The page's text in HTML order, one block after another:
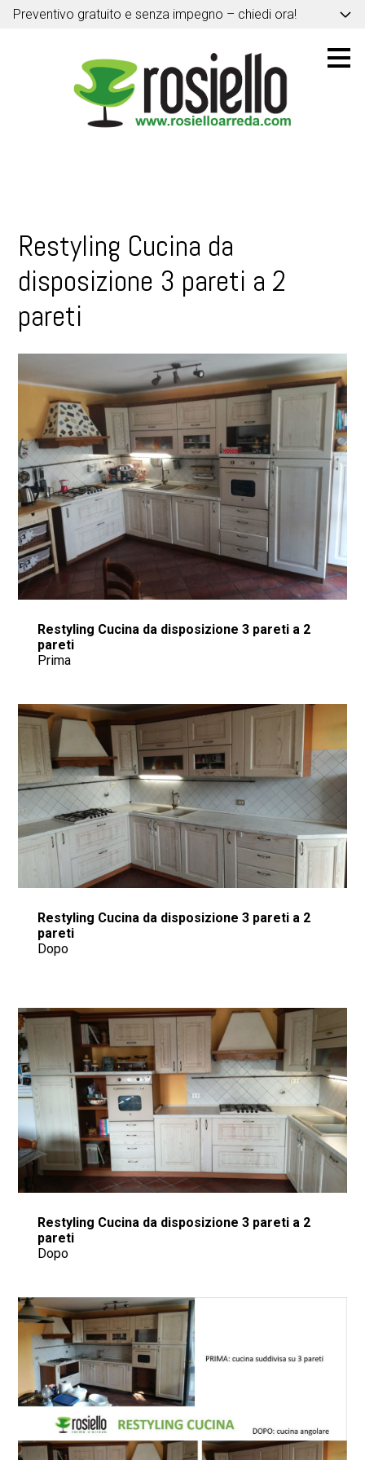
Passa
Preventivo gratuito e senza impegno – chiedi ora!
RosielloArreda
Chi siamo
Progetti
Arredamenti
Restyling Cucina
Blog
Restyling Cucina da
disposizione 3 pareti a 2
pareti
Restyling Cucina da disposizione 3 pareti a 2
pareti
Prima
Restyling Cucina da disposizione 3 pareti a 2
pareti
Dopo
Restyling Cucina da disposizione 3 pareti a 2
pareti
Dopo